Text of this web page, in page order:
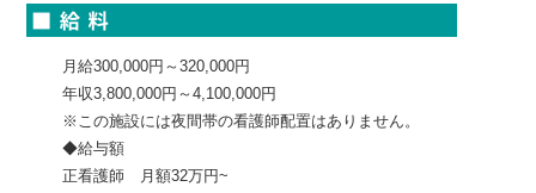
月給300,000円～320,000円
年収3,800,000円～4,100,000円
※この施設には夜間帯の看護師配置はありません。
◆給与額
正看護師 月額32万円~